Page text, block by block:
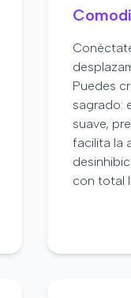
Puedes
sagrado:
suave,
facilita la
con total